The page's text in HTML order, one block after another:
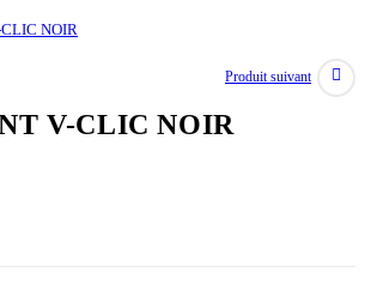
NOIR
Produit suivant
V-CLIC NOIR